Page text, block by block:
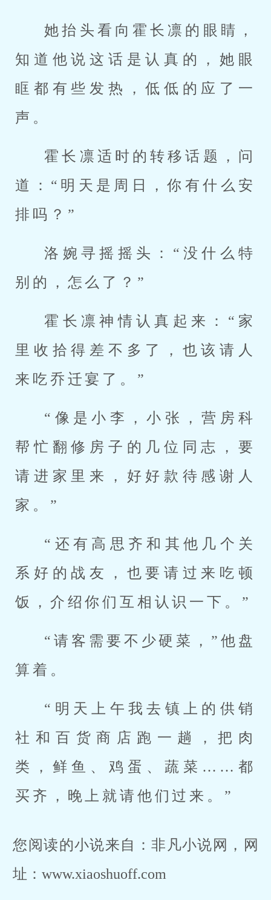
她抬头看向霍长凛的眼睛，
知道他说这话是认真的，她眼
眶都有些发热，低低的应了一
声。
霍长凛适时的转移话题，问
道：“明天是周日，你有什么安
排吗？”
洛婉寻摇摇头：“没什么特
别的，怎么了？”
霍长凛神情认真起来：“家
里收拾得差不多了，也该请人
来吃乔迁宴了。”
“像是小李，小张，营房科
帮忙翻修房子的几位同志，要
请进家里来，好好款待感谢人
家。”
“还有高思齐和其他几个关
系好的战友，也要请过来吃顿
饭，介绍你们互相认识一下。”
“请客需要不少硬菜，”他盘
算着。
“明天上午我去镇上的供销
社和百货商店跑一趟，把肉
类，鲜鱼、鸡蛋、蔬菜……都
买齐，晚上就请他们过来。”
您阅读的小说来自：非凡小说网，网
址：www.xiaoshuoff.com